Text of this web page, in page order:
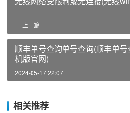
上一篇
顺丰单号查询单号查询(顺丰单
机版官网)
2024-05-17 22:07
相关推荐